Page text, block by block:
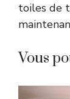
toiles de
Vous